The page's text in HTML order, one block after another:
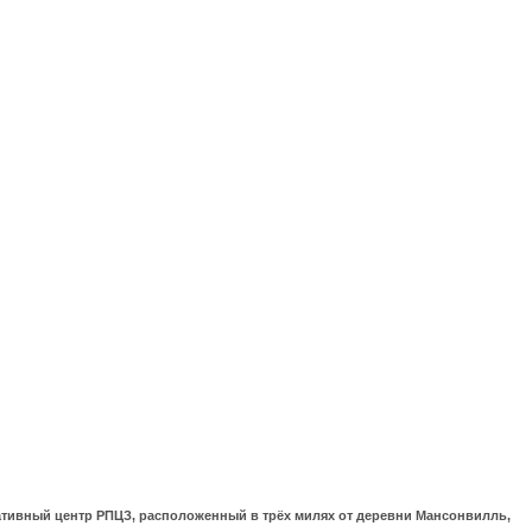
центр РПЦЗ, расположенный в трёх милях от деревни Мансонвилль,